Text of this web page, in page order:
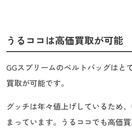
うるココは高価買取が可能
GGスプリームのベルトバッグはと
買取が可能です。
グッチは年々値上げしているため
まっています。うるココでも高価買